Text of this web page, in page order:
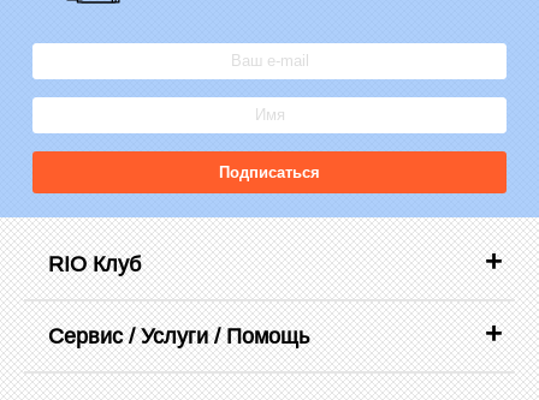
Подписаться
RIO Клуб
Сервис / Услуги / Помощь